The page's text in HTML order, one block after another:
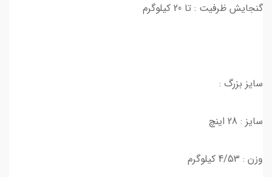
گنجایش ظرفیت : تا 20 کیلوگرم
سایز بزرگ :
سایز : 28 اینچ
وزن : 4/53 کیلوگرم